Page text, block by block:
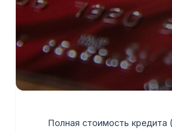
Полная стоимость